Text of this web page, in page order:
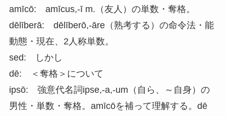
amīcō: amīcus,-ī m.（友人）の単数・奪格。
dēlīberā: dēlīberō,-āre（熟考する）の命令法・能
動態・現在、2人称単数。
sed: しかし
dē: ＜奪格＞について
ipsō: 強意代名詞ipse,-a,-um（自ら、～自身）の
男性・単数・奪格。amīcōを補って理解する。dē